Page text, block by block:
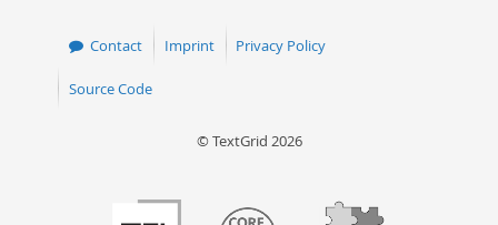
Contact Imprint Privacy Policy
Source Code
© TextGrid 2026